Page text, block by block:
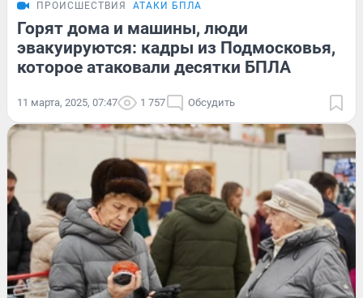
ПРОИСШЕСТВИЯ АТАКИ БПЛА
Горят дома и машины, люди
эвакуируются: кадры из Подмосковья,
которое атаковали десятки БПЛА
11 марта, 2025, 07:47 1 757 Обсудить